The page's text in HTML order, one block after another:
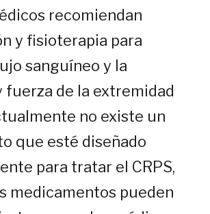
recomiendan
y fisioterapia para
sanguíneo y la
fuerza de la extremidad
no existe un
que esté diseñado
para tratar el CRPS,
medicamentos pueden